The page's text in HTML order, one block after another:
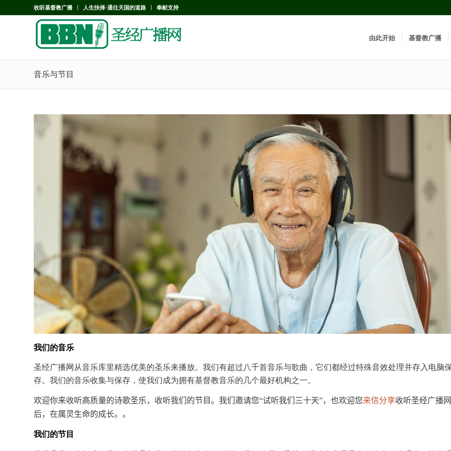
收听基督教广播 人生抉择-通往天国的道路 奉献支持
由此开始 基督教广播
音乐与节目
我们的音乐
圣经广播网从音乐库里精选优美的圣乐来播放。我们有超过八千首音乐与歌曲，它们都经过特殊音效处理并存入电脑
存。我们的音乐收集与保存，使我们成为拥有基督教音乐的几个最好机构之一。
欢迎你来收听高质量的诗歌圣乐，收听我们的节目。我们邀请您“试听我们三十天”，也欢迎您来信分享收听圣经广播网
后，在属灵生命的成长。 。
我们的节目